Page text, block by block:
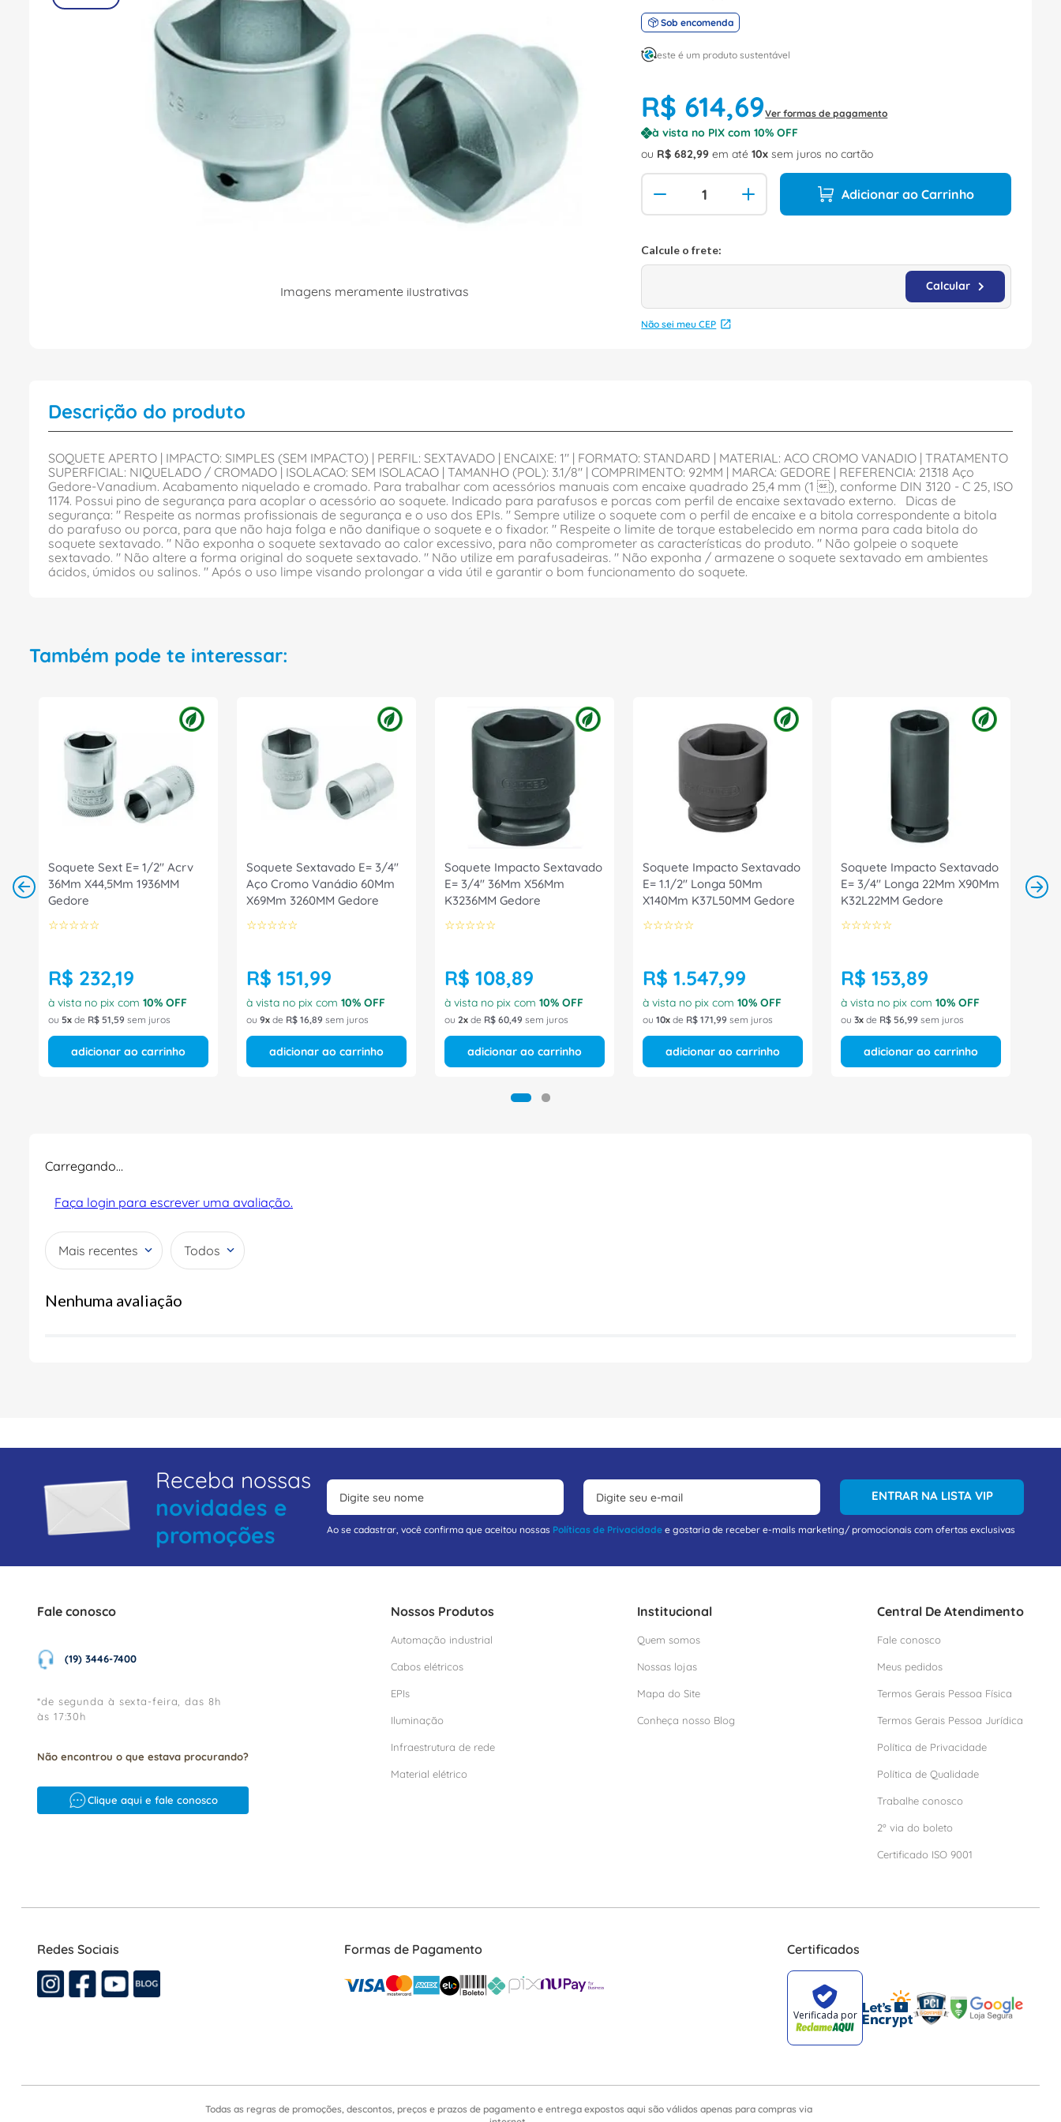
Imagens meramente ilustrativas
Sob encomenda
este é um produto sustentável
R$ 614,69Ver formas de pagamento
à vista no PIX com10% OFF
ou R$ 682,99 em até10 sem juros no cartão
Adicionar ao Carrinho
Não sei meu CEP
Descrição do produto
SOQUETE APERTO | IMPACTO: SIMPLES (SEM IMPACTO) | PERFIL: SEXTAVADO | ENCAIXE: 1" | FORMATO: STANDARD | MATERIAL: ACO CROMO VANADIO | TRATAMENTO
SUPERFICIAL: NIQUELADO / CROMADO | ISOLACAO: SEM ISOLACAO | TAMANHO (POL): 3.1/8" | COMPRIMENTO: 92MM | MARCA: GEDORE | REFERENCIA: 21318 Aço
Gedore-Vanadium. Acabamento niquelado e cromado. Para trabalhar com acessórios manuais com encaixe quadrado 25,4 mm (1 ), conforme DIN 3120 - C 25, ISO
1174. Possui pino de segurança para acoplar o acessório ao soquete. Indicado para parafusos e porcas com perfil de encaixe sextavado externo. Dicas de
segurança: " Respeite as normas profissionais de segurança e o uso dos EPIs. " Sempre utilize o soquete com o perfil de encaixe e a bitola correspondente a bitola
do parafuso ou porca, para que não haja folga e não danifique o soquete e o fixador. " Respeite o limite de torque estabelecido em norma para cada bitola do
soquete sextavado. " Não exponha o soquete sextavado ao calor excessivo, para não comprometer as características do produto. " Não golpeie o soquete
sextavado. " Não altere a forma original do soquete sextavado. " Não utilize em parafusadeiras. " Não exponha / armazene o soquete sextavado em ambientes
ácidos, úmidos ou salinos. " Após o uso limpe visando prolongar a vida útil e garantir o bom funcionamento do soquete.
Também pode te interessar:
Soquete Sext E= 1/2" Acrv
36Mm X44,5Mm 1936MM
Gedore
☆☆☆☆☆
R$ 232,19
à vista no pix com 10% OFF
ou 5 de R$ 51,59 sem juros
adicionar ao carrinho
Soquete Sextavado E= 3/4"
Aço Cromo Vanádio 60Mm
X69Mm 3260MM Gedore
☆☆☆☆☆
R$ 151,99
à vista no pix com 10% OFF
ou 9 de R$ 16,89 sem juros
adicionar ao carrinho
Soquete Impacto Sextavado
E= 3/4" 36Mm X56Mm
K3236MM Gedore
☆☆☆☆☆
R$ 108,89
à vista no pix com 10% OFF
ou 2 de R$ 60,49 sem juros
adicionar ao carrinho
Soquete Impacto Sextavado
E= 1.1/2" Longa 50Mm
X140Mm K37L50MM Gedore
☆☆☆☆☆
R$ 1.547,99
à vista no pix com 10% OFF
ou 10 de R$ 171,99 sem juros
adicionar ao carrinho
Soquete Impacto Sextavado
E= 3/4" Longa 22Mm X90Mm
K32L22MM Gedore
☆☆☆☆☆
R$ 153,89
à vista no pix com 10% OFF
ou 3 de R$ 56,99 sem juros
adicionar ao carrinho
Carregando…
Faça login para escrever uma avaliação.
Mais recentes Todos
Nenhuma avaliação
Receba nossas
novidades e
promoções
ENTRAR NA LISTA VIP
Ao se cadastrar, você confirma que aceitou nossas Políticas de Privacidade e gostaria de receber e-mails marketing/ promocionais com ofertas exclusivas
Fale conosco
(19) 3446-7400
*de segunda à sexta-feira, das 8h
às 17:30h
Não encontrou o que estava procurando?
Clique aqui e fale conosco
Nossos Produtos
Automação industrial
Cabos elétricos
EPIs
Iluminação
Infraestrutura de rede
Material elétrico
Institucional
Quem somos
Nossas lojas
Mapa do Site
Conheça nosso Blog
Central De Atendimento
Fale conosco
Meus pedidos
Termos Gerais Pessoa Física
Termos Gerais Pessoa Jurídica
Política de Privacidade
Política de Qualidade
Trabalhe conosco
2º via do boleto
Certificado ISO 9001
Redes Sociais Formas de Pagamento Certificados
Todas as regras de promoções, descontos, preços e prazos de pagamento e entrega expostos aqui são válidos apenas para compras via